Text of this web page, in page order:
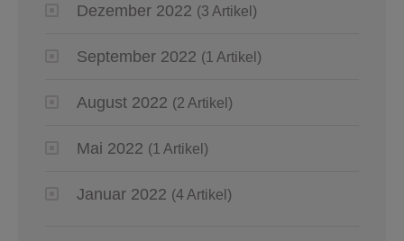
Dezember 2022 (3 Artikel)
September 2022 (1 Artikel)
August 2022 (2 Artikel)
Mai 2022 (1 Artikel)
Januar 2022 (4 Artikel)